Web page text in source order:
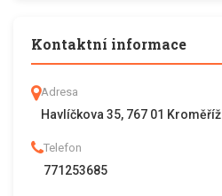
Kontaktní informace
Adresa
Havlíčkova 35, 767 01 Kroměříž
Telefon
771253685